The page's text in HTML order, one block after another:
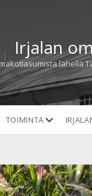
Irjalan
lähellä
TOIMINTA open